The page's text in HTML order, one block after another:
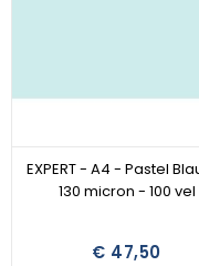
EXPERT - A4 - Pastel
130 micron - 100 vel
€ 47,50